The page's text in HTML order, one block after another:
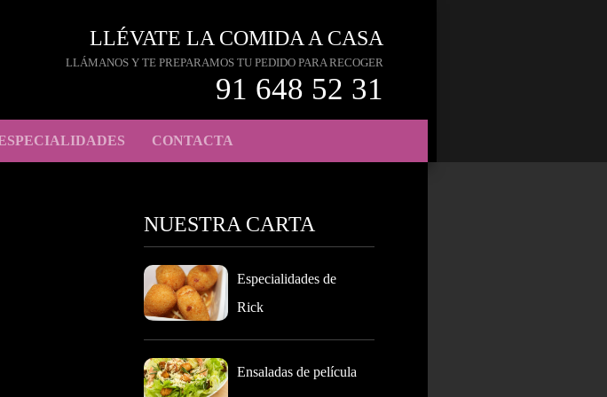
LLÉVATE LA COMIDA A CASA
LLÁMANOS Y TE PREPARAMOS TU PEDIDO PARA RECOGER
91 648 52 31
CONTACTA
NUESTRA CARTA
Especialidades de
Rick
Ensaladas de película